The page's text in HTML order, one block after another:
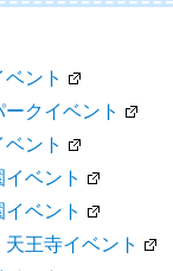
ント
クイベント
ント
ベント
ベント
王寺イベント